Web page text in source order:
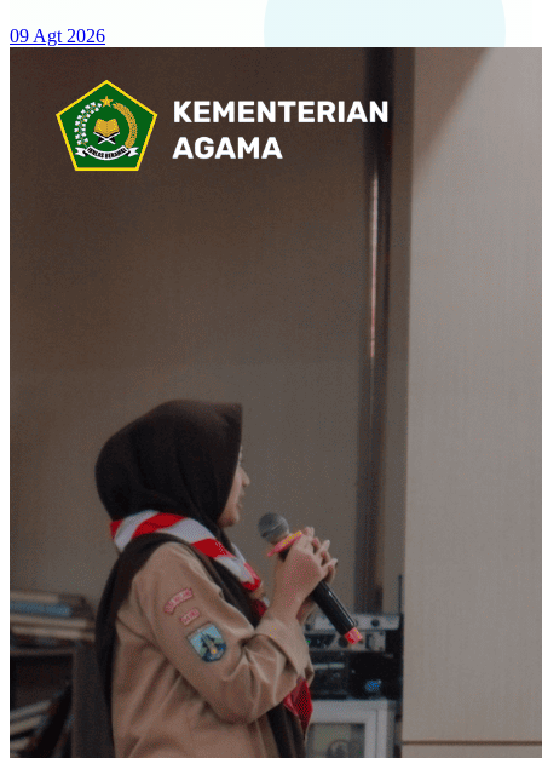
09 Agt 2026